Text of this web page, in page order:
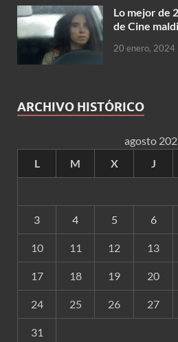
Lo mejor de
de Cine
20 enero, 2024
ARCHIVO HISTÓRICO
agosto
L
M X J
3 4 5 6
10 11 12 13
17 18 19 20
24 25 26 27
31